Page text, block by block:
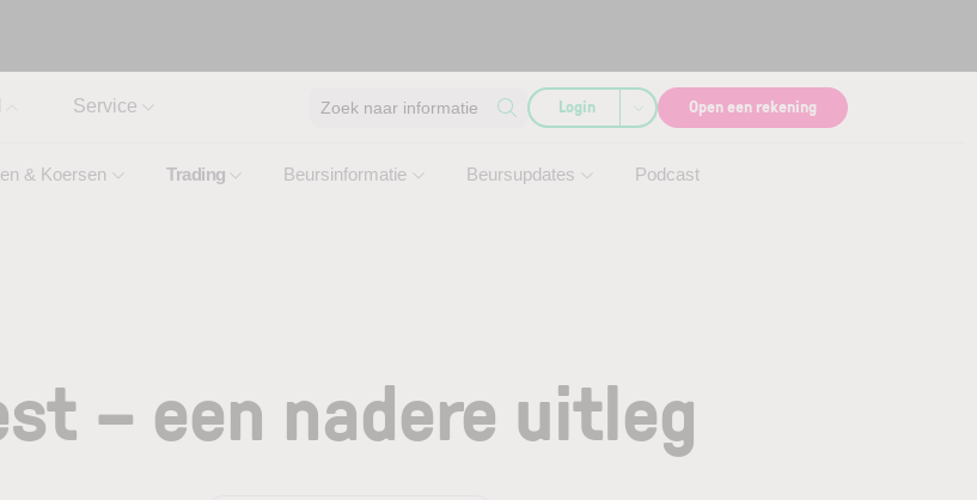
& Koersen Trading Beursinformatie Beursupdates Podcast
Service Zoek naar informatie Login Open een rekening
– een nadere uitleg